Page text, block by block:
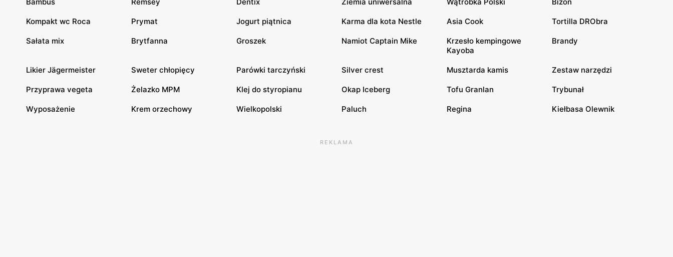
Kompakt wc Roca Prymat Jogurt piątnica Karma dla kota Nestle Asia Cook Tortilla DRObra
Sałata mix Brytfanna Groszek Namiot Captain Mike
Krzesło kempingowe
Kayoba
Brandy
Likier Jägermeister Sweter chłopięcy Parówki tarczyński Silver crest Musztarda kamis Zestaw narzędzi
Przyprawa vegeta Żelazko MPM Klej do styropianu Okap Iceberg Tofu Granlan Trybunał
Wyposażenie Krem orzechowy Wielkopolski Paluch Regina Kiełbasa Olewnik
REKLAMA